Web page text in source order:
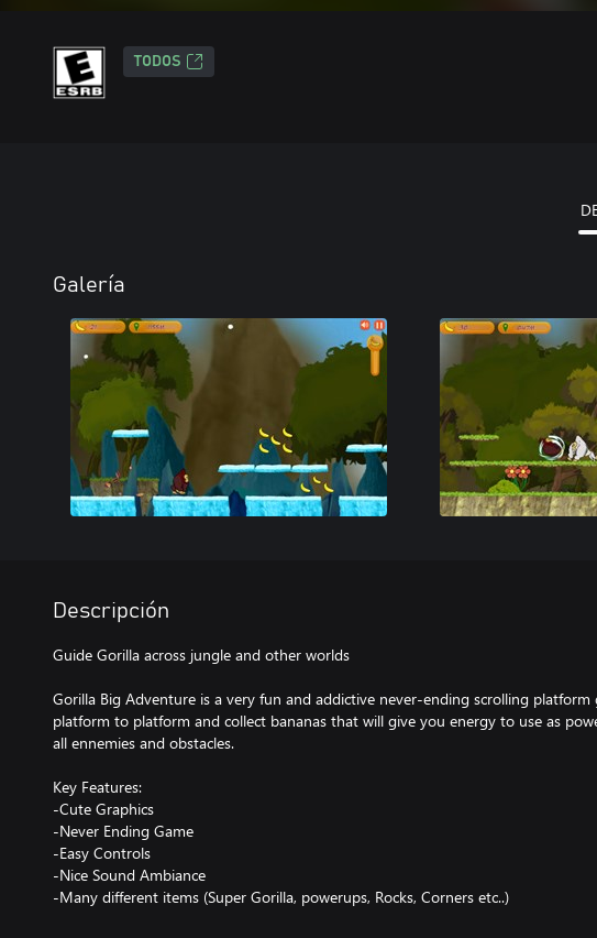
TODOS
Galería
Descripción
Guide Gorilla across jungle and other worlds
Gorilla Big Adventure is a very fun and addictive never-ending scrolling platform
platform to platform and collect bananas that will give you energy to use as
all ennemies and obstacles.
Key Features:
-Cute Graphics
-Never Ending Game
-Easy Controls
-Nice Sound Ambiance
-Many different items (Super Gorilla, powerups, Rocks, Corners etc..)